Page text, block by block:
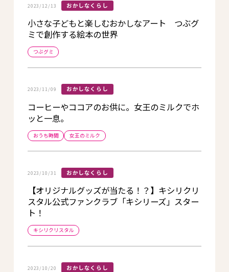
2023/12/13 おかしなくらし
小さな子どもと楽しむおかしなアート つぶグ
ミで創作する絵本の世界
つぶグミ
2023/11/09 おかしなくらし
コーヒーやココアのお供に。女王のミルクでホ
ッと一息。
おうち時間 女王のミルク
2023/10/31 おかしなくらし
【オリジナルグッズが当たる！？】キシリクリ
スタル公式ファンクラブ「キシリーズ」スター
ト！
キシリクリスタル
2023/10/20 おかしなくらし